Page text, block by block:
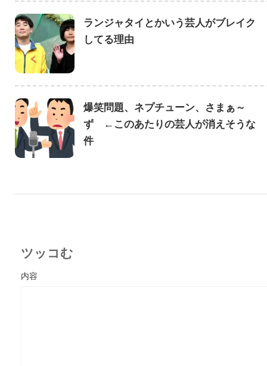
ランジャタイとかいう芸人がブレイク
してる理由
爆笑問題、ネプチューン、さまぁ～
ず ←このあたりの芸人が消えそうな
件
ツッコむ